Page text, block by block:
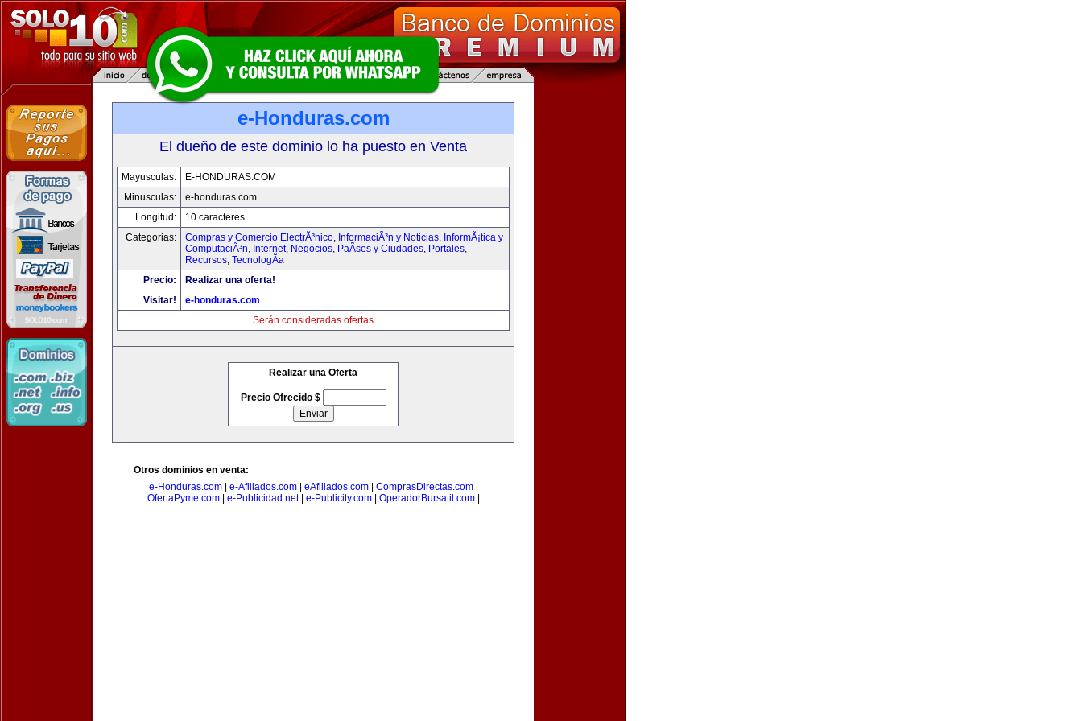
e-Honduras.com
El dueño de este dominio lo ha puesto en Venta
Mayusculas:
E-HONDURAS.COM
Minusculas:
e-honduras.com
Longitud:
10 caracteres
Categorias:
Compras y Comercio ElectrÃ³nico, InformaciÃ³n y Noticias, InformÃ¡tica y
ComputaciÃ³n, Internet, Negocios, PaÃ­ses y Ciudades, Portales,
Recursos, TecnologÃ­a
Precio:
Realizar una oferta!
Visitar!
e-honduras.com
Serán consideradas ofertas
Realizar una Oferta
Precio Ofrecido $
Otros dominios en venta:
e-Honduras.com| e-Afiliados.com| eAfiliados.com| ComprasDirectas.com|
OfertaPyme.com| e-Publicidad.net| e-Publicity.com| OperadorBursatil.com|